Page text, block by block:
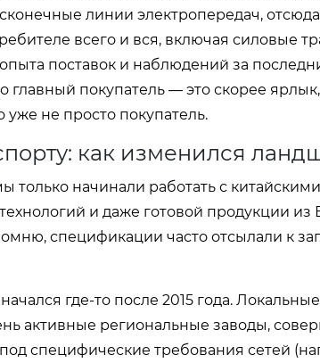
линии электропередач,
всего и вся, включая силовые
поставок и наблюдений за
главный покупатель — это скорее
уже не просто покупатель.
как изменился
только начинали работать с
и даже готовой продукции
спецификации часто отсылали к
где-то после 2015 года.
активные региональные заводы,
специфические требования сетей